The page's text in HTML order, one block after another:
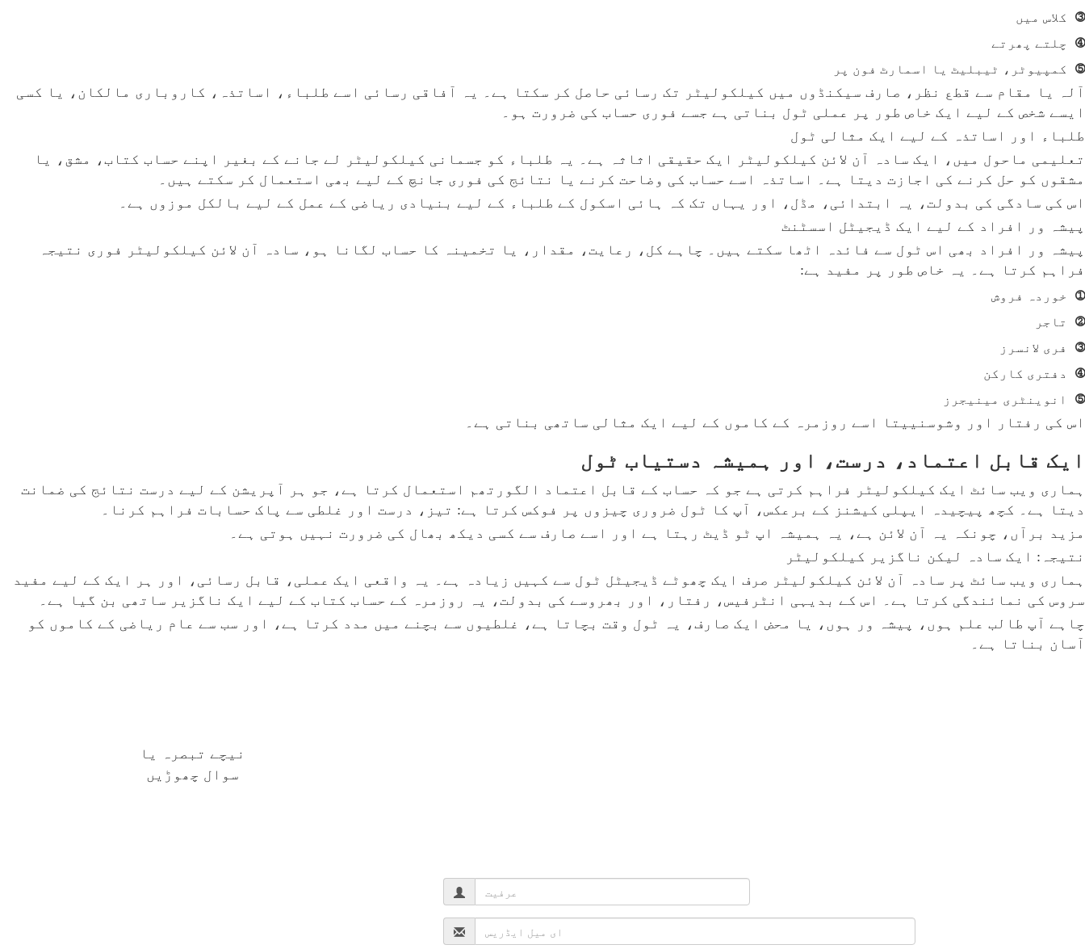
③ کلاس میں
④ چلتے پھرتے
⑤ کمپیوٹر، ٹیبلیٹ یا اسمارٹ فون پر
آلہ یا مقام سے قطع نظر، صارف سیکنڈوں میں کیلکولیٹر تک رسائی حاصل کر سکتا ہے۔ یہ آفاقی رسائی اسے طلباء، اساتذہ، کاروباری مالکان، یا کسی
ایسے شخص کے لیے ایک خاص طور پر عملی ٹول بناتی ہے جسے فوری حساب کی ضرورت ہو۔
طلباء اور اساتذہ کے لیے ایک مثالی ٹول
تعلیمی ماحول میں، ایک سادہ آن لائن کیلکولیٹر ایک حقیقی اثاثہ ہے۔ یہ طلباء کو جسمانی کیلکولیٹر لے جانے کے بغیر اپنے حساب کتاب، مشق، یا
مشقوں کو حل کرنے کی اجازت دیتا ہے۔ اساتذہ اسے حساب کی وضاحت کرنے یا نتائج کی فوری جانچ کے لیے بھی استعمال کر سکتے ہیں۔
اس کی سادگی کی بدولت، یہ ابتدائی، مڈل، اور یہاں تک کہ ہائی اسکول کے طلباء کے لیے بنیادی ریاضی کے عمل کے لیے بالکل موزوں ہے۔
پیشہ ور افراد کے لیے ایک ڈیجیٹل اسسٹنٹ
پیشہ ور افراد بھی اس ٹول سے فائدہ اٹھا سکتے ہیں۔ چاہے کل، رعایت، مقدار، یا تخمینہ کا حساب لگانا ہو، سادہ آن لائن کیلکولیٹر فوری نتیجہ
فراہم کرتا ہے۔ یہ خاص طور پر مفید ہے:
① خوردہ فروش
② تاجر
③ فری لانسرز
④ دفتری کارکن
⑤ انوینٹری مینیجرز
اس کی رفتار اور وشوسنییتا اسے روزمرہ کے کاموں کے لیے ایک مثالی ساتھی بناتی ہے۔
ایک قابل اعتماد، درست، اور ہمیشہ دستیاب ٹول
ہماری ویب سائٹ ایک کیلکولیٹر فراہم کرتی ہے جو کہ حساب کے قابل اعتماد الگورتھم استعمال کرتا ہے، جو ہر آپریشن کے لیے درست نتائج کی ضمانت
دیتا ہے۔ کچھ پیچیدہ ایپلی کیشنز کے برعکس، آپ کا ٹول ضروری چیزوں پر فوکس کرتا ہے: تیز، درست اور غلطی سے پاک حسابات فراہم کرنا۔
مزید برآں، چونکہ یہ آن لائن ہے، یہ ہمیشہ اپ ٹو ڈیٹ رہتا ہے اور اسے صارف سے کسی دیکھ بھال کی ضرورت نہیں ہوتی ہے۔
نتیجہ: ایک سادہ لیکن ناگزیر کیلکولیٹر
ہماری ویب سائٹ پر سادہ آن لائن کیلکولیٹر صرف ایک چھوٹے ڈیجیٹل ٹول سے کہیں زیادہ ہے۔ یہ واقعی ایک عملی، قابل رسائی، اور ہر ایک کے لیے مفید
سروس کی نمائندگی کرتا ہے۔ اس کے بدیہی انٹرفیس، رفتار، اور بھروسے کی بدولت، یہ روزمرہ کے حساب کتاب کے لیے ایک ناگزیر ساتھی بن گیا ہے۔
چاہے آپ طالب علم ہوں، پیشہ ور ہوں، یا محض ایک صارف، یہ ٹول وقت بچاتا ہے، غلطیوں سے بچنے میں مدد کرتا ہے، اور سب سے عام ریاضی کے کاموں کو
آسان بناتا ہے۔
نیچے تبصرہ یا
سوال چھوڑیں